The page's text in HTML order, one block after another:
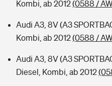
Kombi, ab 2012(0588 /
Audi A3, 8V (A3
Kombi, ab 2012(0588 /
Audi A3, 8V (A3
Diesel, Kombi, ab 2012